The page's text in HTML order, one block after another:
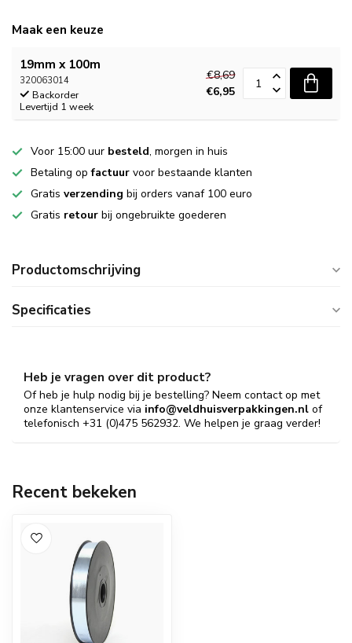
Maak een keuze
19mm x 100m
320063014
Backorder
Levertijd 1 week
€8,69
€6,95
Voor 15:00 uur besteld, morgen in huis
Betaling opfactuur voor bestaande klanten
Gratis verzending bij orders vanaf 100 euro
Gratis retour bij ongebruikte goederen
Productomschrijving
Specificaties
Heb je vragen over dit product?
Of heb je hulp nodig bij je bestelling? Neem contact op met
onze klantenservice via info@veldhuisverpakkingen.nl of
telefonisch +31 (0)475 562932. We helpen je graag verder!
Recent bekeken